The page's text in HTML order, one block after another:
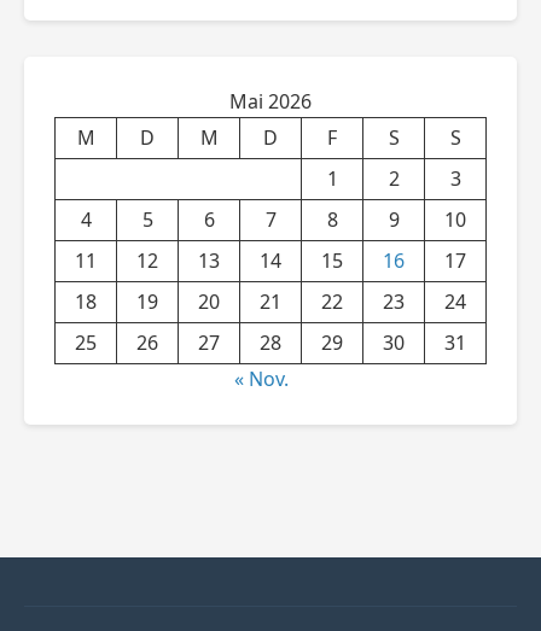
Mai 2026
M
D M D F S
S
1
2
3
4
5 6 7 8 9
10
11
12 13 14 15 16
17
18
19 20 21 22 23
24
25
26 27 28 29 30
31
« Nov.